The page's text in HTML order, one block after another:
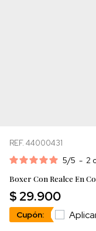
REF. 44000431
5/5 - 2
Boxer Con Realce En
$ 29.900
Cupón: